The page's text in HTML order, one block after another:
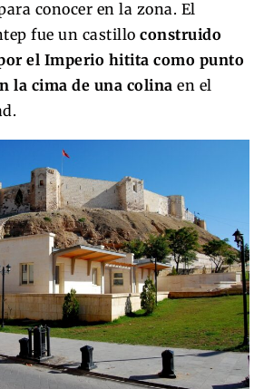
conocer en la zona. El
fue un castillo construido
el Imperio hitita como punto
la cima de una colina en el